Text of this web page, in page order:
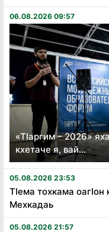
06.08.2026 09:57
«Тӏаргим – 2026»
кхетаче я, вай...
05.08.2026 23:53
Тӏема тохкама
Мехкадаь
05.08.2026 21:57